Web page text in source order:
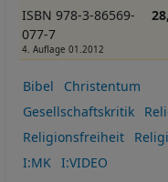
ISBN 978-3-86569-
077-7
4. Auflage 01.2012
Bibel
Christentum
Gesellschaftskritik
Religionsfreiheit
I:MK
I:VIDEO